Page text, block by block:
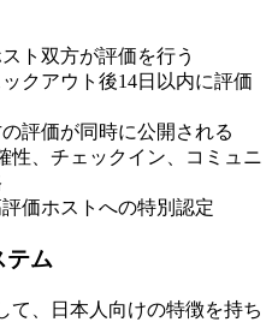
スト双方が評価を行う
ックアウト後14日以内に評価
の評価が同時に公開される
性、チェックイン、コミュニ
評価ホストへの特別認定
テム
て、日本人向けの特徴を持ち